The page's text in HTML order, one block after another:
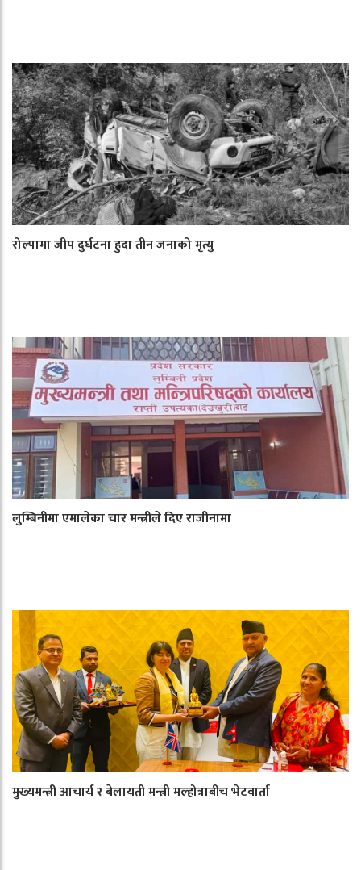
रोल्पामा जीप दुर्घटना हुदा तीन जनाको मृत्यु
लुम्बिनीमा एमालेका चार मन्त्रीले दिए राजीनामा
मुख्यमन्त्री आचार्य र बेलायती मन्त्री मल्होत्राबीच भेटवार्ता